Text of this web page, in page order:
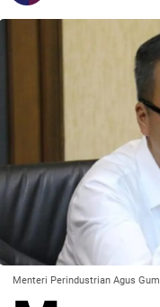
Menteri Perindustrian Agus